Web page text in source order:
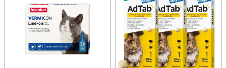
ulubionych